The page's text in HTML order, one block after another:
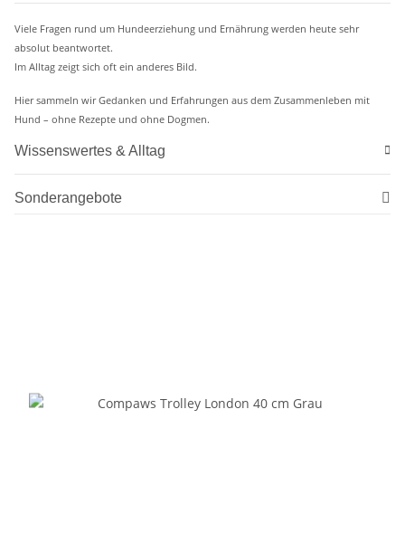
Viele Fragen rund um Hundeerziehung und Ernährung werden heute sehr
absolut beantwortet.
Im Alltag zeigt sich oft ein anderes Bild.
Hier sammeln wir Gedanken und Erfahrungen aus dem Zusammenleben mit
Hund – ohne Rezepte und ohne Dogmen.
Wissenswertes & Alltag
Sonderangebote